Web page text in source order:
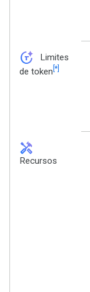
token_auto
Limites
de token [*]
handyman
Recursos